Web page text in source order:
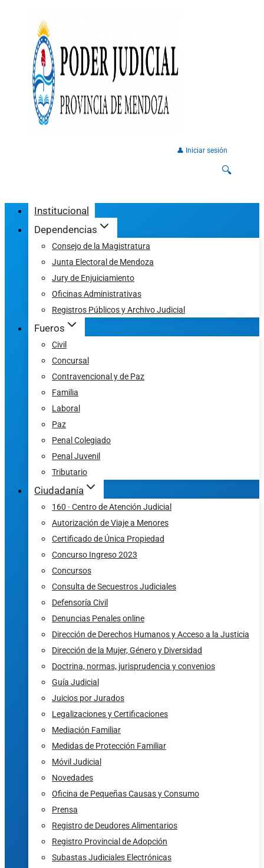
👤 Iniciar sesión
🔍
Institucional
Dependencias
Consejo de la Magistratura
Junta Electoral de Mendoza
Jury de Enjuiciamiento
Oficinas Administrativas
Registros Públicos y Archivo Judicial
Fueros
Civil
Concursal
Contravencional y de Paz
Familia
Laboral
Paz
Penal Colegiado
Penal Juvenil
Tributario
Ciudadanía
160 · Centro de Atención Judicial
Autorización de Viaje a Menores
Certificado de Única Propiedad
Concurso Ingreso 2023
Concursos
Consulta de Secuestros Judiciales
Defensoría Civil
Denuncias Penales online
Dirección de Derechos Humanos y Acceso a la Justicia
Dirección de la Mujer, Género y Diversidad
Doctrina, normas, jurisprudencia y convenios
Guía Judicial
Juicios por Jurados
Legalizaciones y Certificaciones
Mediación Familiar
Medidas de Protección Familiar
Móvil Judicial
Novedades
Oficina de Pequeñas Causas y Consumo
Prensa
Registro de Deudores Alimentarios
Registro Provincial de Adopción
Subastas Judiciales Electrónicas